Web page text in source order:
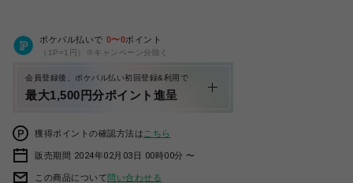
ポケパル払いで 0〜0ポイント
（1P=1円）※キャンペーン分除く
会員登録後、ポケパル払い初回登録&利用で
最大1,500円分ポイント進呈
獲得ポイントの確認方法は こちら
販売期間 2024年02月03日 00時00分 〜
この商品について問い合わせる